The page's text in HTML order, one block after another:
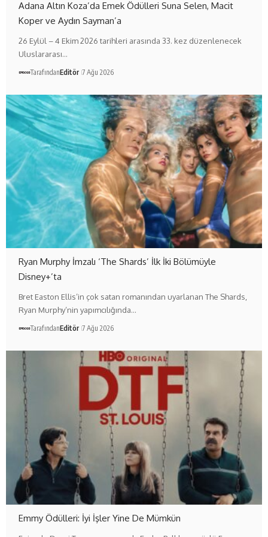
Adana Altın Koza’da Emek Ödülleri Suna Selen, Macit
Koper ve Aydın Sayman’a
26 Eylül – 4 Ekim 2026 tarihleri arasında 33. kez düzenlenecek
Uluslararası…
TarafındanEditör 7 Ağu 2026
Ryan Murphy İmzalı ‘The Shards’ İlk İki Bölümüyle
Disney+’ta
Bret Easton Ellis’in çok satan romanından uyarlanan The Shards,
Ryan Murphy’nin yapımcılığında…
TarafındanEditör 7 Ağu 2026
Emmy Ödülleri: İyi İşler Yine De Mümkün